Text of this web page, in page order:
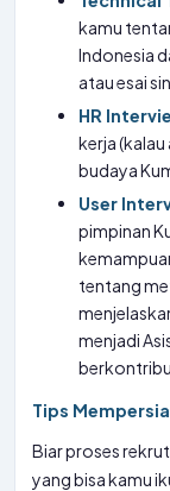
kamu
Indonesia
atau esai
HR
kerja
budaya
User
pimpinan
tentang
menjadi
Tips
Biar proses
yang bisa kamu